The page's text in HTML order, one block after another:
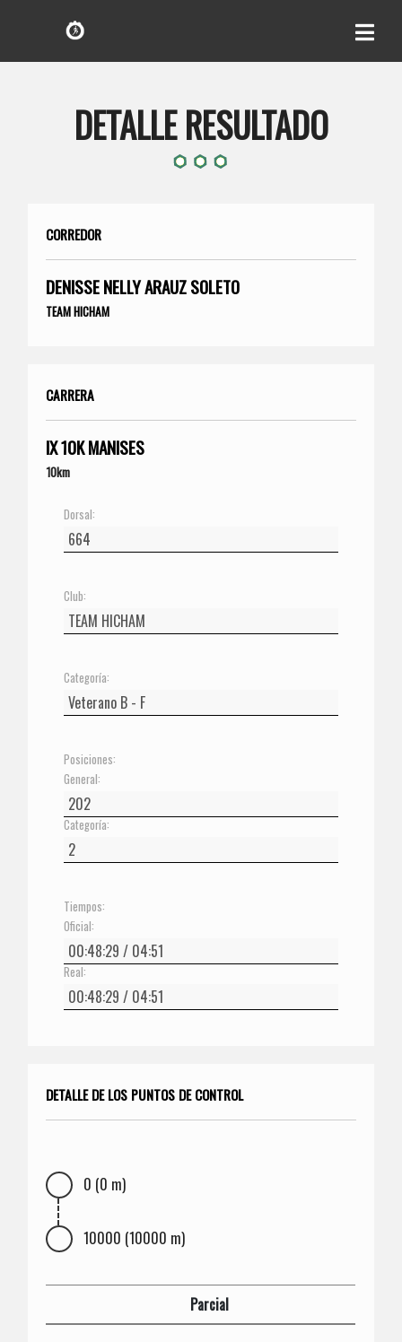
DETALLE RESULTADO
CORREDOR
DENISSE NELLY ARAUZ SOLETO
TEAM HICHAM
CARRERA
IX 10K MANISES
10km
Dorsal:
Club:
Categoría:
Posiciones:
General:
Categoría:
Tiempos:
Oficial:
Real:
DETALLE DE LOS PUNTOS DE CONTROL
0 (0 m)
10000 (10000 m)
Parcial